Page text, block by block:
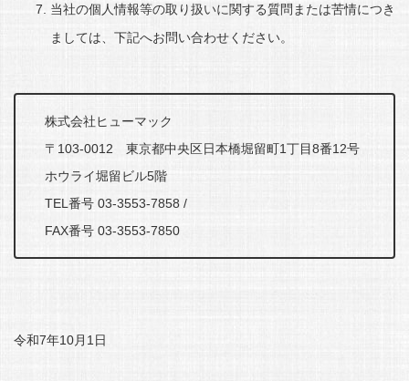
当社の個人情報等の取り扱いに関する質問または苦情につき
ましては、下記へお問い合わせください。
株式会社ヒューマック
〒103-0012 東京都中央区日本橋堀留町1丁目8番12号
ホウライ堀留ビル5階
TEL番号 03-3553-7858 /
FAX番号 03-3553-7850
令和7年10月1日